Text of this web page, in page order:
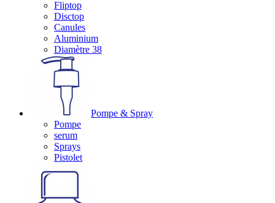
Fliptop
Disctop
Canules
Aluminium
Diamètre 38
Pompe & Spray
Pompe
serum
Sprays
Pistolet